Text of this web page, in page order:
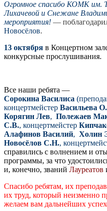
Огромное спасибо КОМК им.
Лихачевой и Снежане
мероприятия! —
Новосёлов.
13 октября в Концертном
конкурсные прослушивания.
Все наши ребята —
Сорокина Василиса
концертмейстер Васильева
Корягин Лев, Полежаев
С.В., концертмейстер
Алафинов Василий, Холин
Новосёлов С.Н.,
справились с волнением и
программы, за что
и, конечно, званий Лауреатов
Спасибо ребятам, их
их труд, который неизменно
желаем вам дальнейших